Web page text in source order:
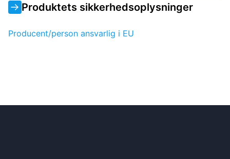
Produktets sikkerhedsoplysninger
Producent/person ansvarlig i EU